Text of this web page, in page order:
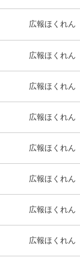
広報ほくれん
広報ほくれん
広報ほくれん
広報ほくれん
広報ほくれん
広報ほくれん
広報ほくれん
広報ほくれん